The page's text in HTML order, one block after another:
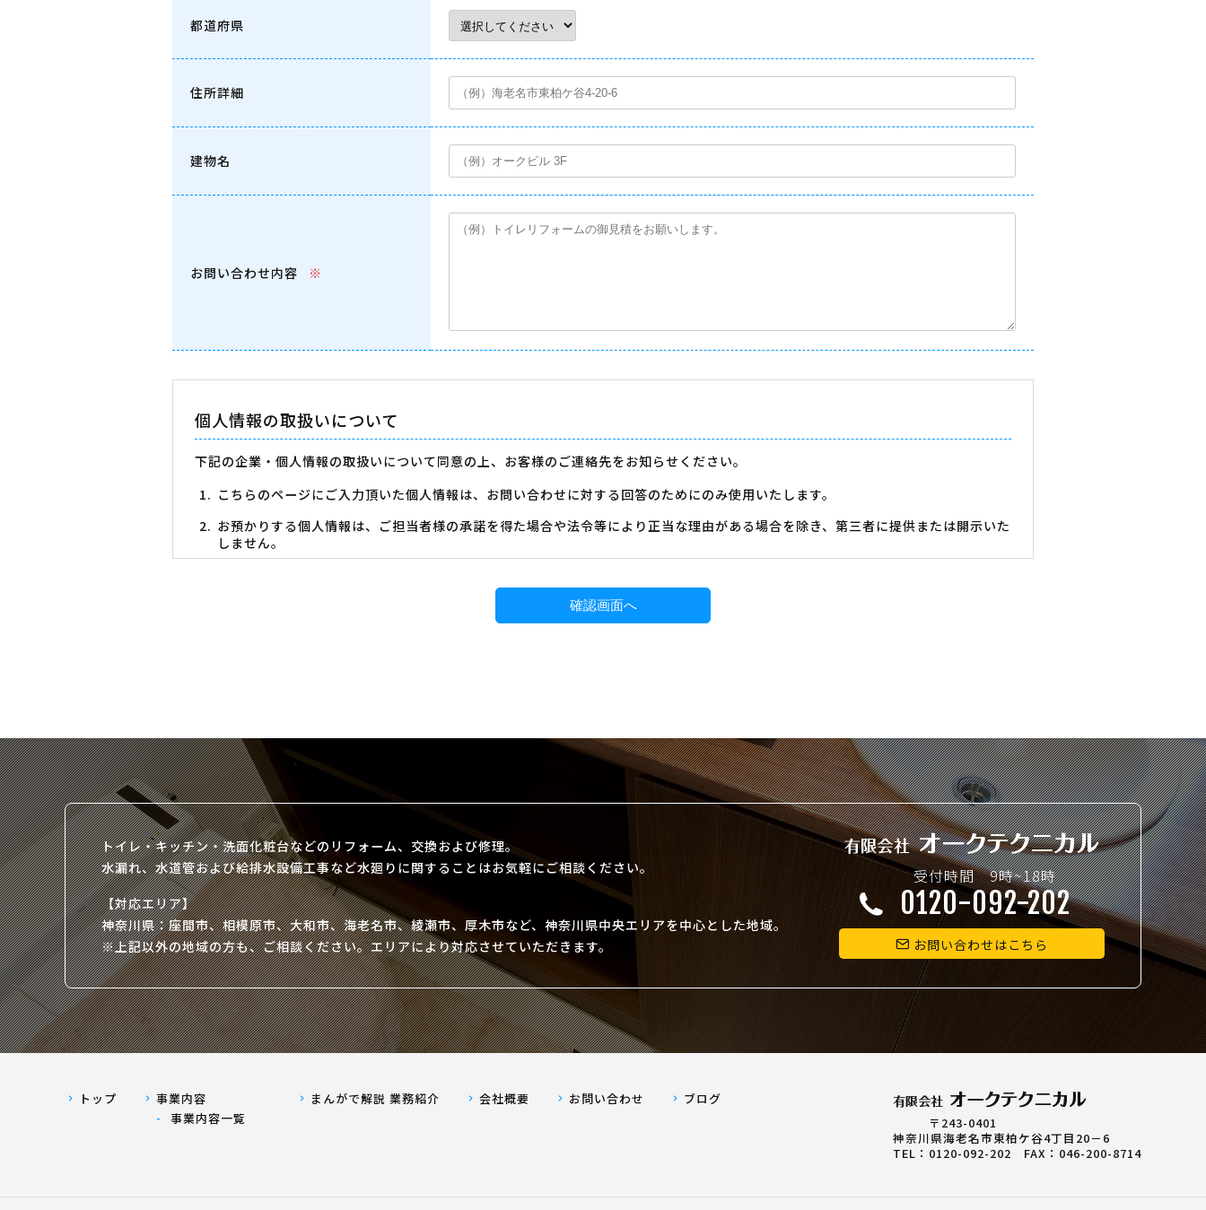
都道府県
住所詳細
建物名
お問い合わせ内容 ※
個人情報の取扱いについて
下記の企業・個人情報の取扱いについて同意の上、お客様のご連絡先をお知らせください。
こちらのページにご入力頂いた個人情報は、お問い合わせに対する回答のためにのみ使用いたします。
お預かりする個人情報は、ご担当者様の承諾を得た場合や法令等により正当な理由がある場合を除き、第三者に提供または開示いた
しません。
申込みに必要な情報が入力されていない場合にはお取扱いできない場合があります。
トイレ・キッチン・洗面化粧台などのリフォーム、交換および修理。
水漏れ、水道管および給排水設備工事など水廻りに関することはお気軽にご相談ください。
【対応エリア】
神奈川県：座間市、相模原市、大和市、海老名市、綾瀬市、厚木市など、神奈川県中央エリアを中心とした地域。
※上記以外の地域の方も、ご相談ください。エリアにより対応させていただきます。
受付時間 9時~18時
0120-092-202
お問い合わせはこちら
トップ
事業内容
事業内容一覧
まんがで解説 業務紹介 会社概要 お問い合わせ
ブログ
〒243-0401
神奈川県海老名市東柏ケ谷4丁目20－6
TEL： 0120-092-202 FAX：046-200-8714